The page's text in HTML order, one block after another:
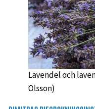
Lavendel och
Olsson)